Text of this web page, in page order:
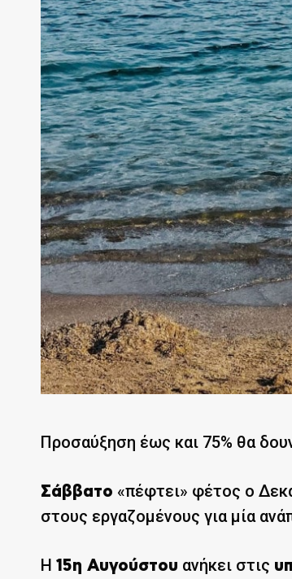
Προσαύξηση έως και 75% θα
Σάββατο «πέφτει» φέτος ο
στους εργαζομένους για μία
Η 15η Αυγούστου ανήκει στις